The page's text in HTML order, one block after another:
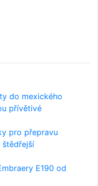
do mexického
přívětivé
pro přepravu
štědřejší
E190 od